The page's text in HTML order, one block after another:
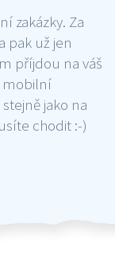
zakázky. Za
pak už jen
příjdou na váš
mobilní
jako na
chodit :-)